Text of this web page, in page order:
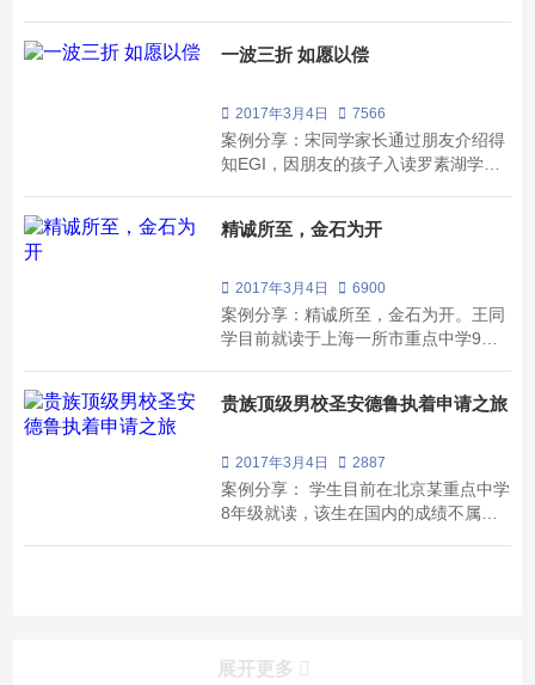
立中学和私立中学之间摇摆不定。经过
到刘同学的情况：国内省级重点中学初
三在读生...
一波三折 如愿以偿
2017年3月4日 7566
案例分享：宋同学家长通过朋友介绍得
知EGI，因朋友的孩子入读罗素湖学
家长的多次沟通，详细介绍所有学校的
和特点，我们推荐Ridley College和
Trinity Colle...
精诚所至，金石为开
2017年3月4日 6900
案例分享：精诚所至，金石为开。王同
学目前就读于上海一所市重点中学9年
出国读书，他们深知出国留学将改变孩
省一所百年名校三一学院。 三一学院今
年的申请...
贵族顶级男校圣安德鲁执着申请之旅
2017年3月4日 2887
案例分享： 学生目前在北京某重点中学
8年级就读，该生在国内的成绩不属于
在参加完“Co...
展开更多